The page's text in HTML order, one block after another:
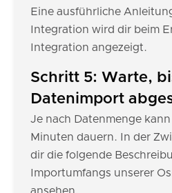
Eine ausführliche
Integration wird dir beim
Integration angezeigt.
Schritt 5: Warte,
Datenimport
Je nach Datenmenge
Minuten dauern. In der
dir die folgende
Importumfangs unserer